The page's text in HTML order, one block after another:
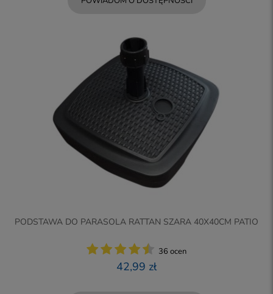
PODSTAWA DO PARASOLA RATTAN SZARA 40X40CM PATIO
36 ocen
42,99 zł